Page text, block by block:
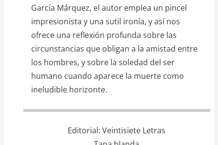
García Márquez, el autor emplea un pincel
impresionista y una sutil ironía, y así nos
ofrece una reflexión profunda sobre las
circunstancias que obligan a la amistad entre
los hombres, y sobre la soledad del ser
humano cuando aparece la muerte como
ineludible horizonte.
Editorial Veintisiete Letras